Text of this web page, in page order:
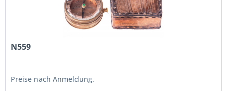
N559
Preise nach Anmeldung.